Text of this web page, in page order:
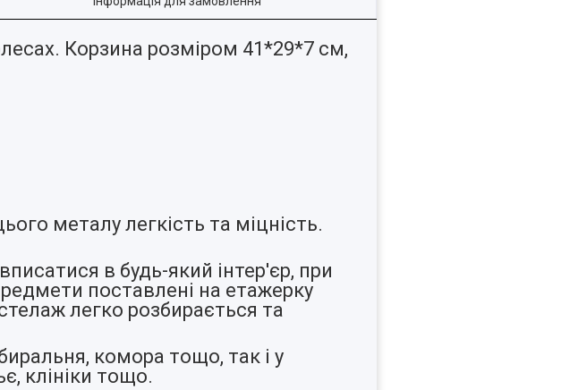
Корзина розміром 41*29*7 см,
металу легкість та міцність.
в будь-який інтер'єр, при
поставлені на етажерку
легко розбирається та
комора тощо, так і у
клініки тощо.